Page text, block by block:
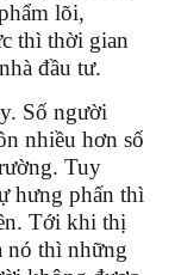
lõi,
thì thời gian
đầu tư.
Số người
nhiều hơn số
Tuy
hưng phấn thì
Tới khi thị
nó thì những